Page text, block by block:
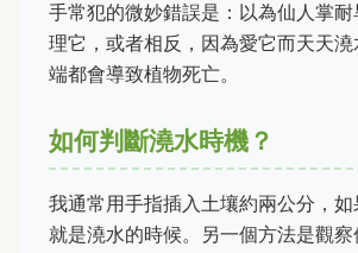
手常犯的微妙錯誤是：以為仙人掌
理它，或者相反，因為愛它而天天
端都會導致植物死亡。
如何判斷澆水時機？
我通常用手指插入土壤約兩公分，如
就是澆水的時候。另一個方法是觀